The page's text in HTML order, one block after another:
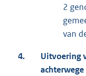
2
van
4.
Uitvoering